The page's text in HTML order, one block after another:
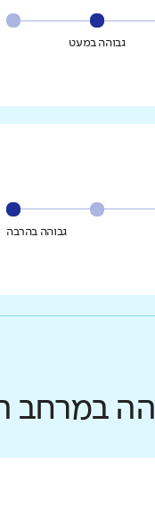
גבוהה במעט
גבוהה בהרבה
במרחב